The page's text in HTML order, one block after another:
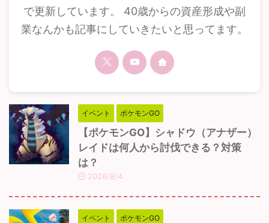
で更新しています。 40歳からの資産形成や副
業なんかも記事にしていきたいと思ってます。
イベント ポケモンGO
【ポケモンGO】シャドウ（アナザー）
レイドは何人から討伐できる？対策
は？
2026/8/4
イベント ポケモンGO